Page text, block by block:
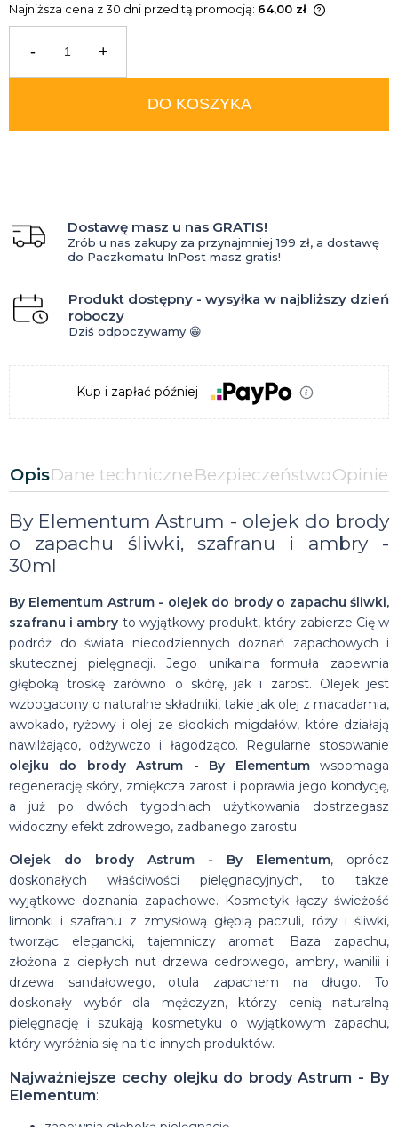
Najniższa cena z 30 dni przed tą promocją: 64,00 zł
Jeżeli produkt jest sprzedawany
produkt pojawił się w sprzedaży.
- +
DO KOSZYKA
Dostawę masz u nas GRATIS!
Zrób u nas zakupy za przynajmniej 199 zł, a dostawę
do Paczkomatu InPost masz gratis!
Produkt dostępny - wysyłka w najbliższy dzień
roboczy
Dziś odpoczywamy 😁
Kup i zapłać później
OpisDane techniczne BezpieczeństwoOpinie
By Elementum Astrum - olejek do brody
o zapachu śliwki, szafranu i ambry -
30ml
By Elementum Astrum - olejek do brody o zapachu śliwki,
szafranu i ambry to wyjątkowy produkt, który zabierze Cię w
podróż do świata niecodziennych doznań zapachowych i
skutecznej pielęgnacji. Jego unikalna formuła zapewnia
głęboką troskę zarówno o skórę, jak i zarost. Olejek jest
wzbogacony o naturalne składniki, takie jak olej z macadamia,
awokado, ryżowy i olej ze słodkich migdałów, które działają
nawilżająco, odżywczo i łagodząco. Regularne stosowanie
olejku do brody Astrum - By Elementumwspomaga
regenerację skóry, zmiękcza zarost i poprawia jego kondycję,
a już po dwóch tygodniach użytkowania dostrzegasz
widoczny efekt zdrowego, zadbanego zarostu.
Olejek do brody Astrum - By Elementum, oprócz
doskonałych właściwości pielęgnacyjnych, to także
wyjątkowe doznania zapachowe. Kosmetyk łączy świeżość
limonki i szafranu z zmysłową głębią paczuli, róży i śliwki,
tworząc elegancki, tajemniczy aromat. Baza zapachu,
złożona z ciepłych nut drzewa cedrowego, ambry, wanilii i
drzewa sandałowego, otula zapachem na długo. To
doskonały wybór dla mężczyzn, którzy cenią naturalną
pielęgnację i szukają kosmetyku o wyjątkowym zapachu,
który wyróżnia się na tle innych produktów.
Najważniejsze cechy olejku do brody Astrum - By
Elementum: